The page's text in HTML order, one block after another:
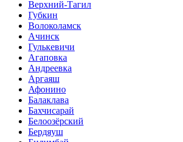
Верхний-Тагил
Губкин
Волоколамск
Ачинск
Гулькевичи
Агаповка
Андреевка
Аргаяш
Афонино
Балаклава
Бахчисарай
Белоозёрский
Бердяуш